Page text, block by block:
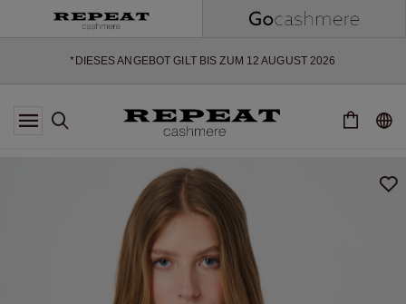
*DIESES ANGEBOT GILT BIS ZUM 12 AUGUST 2026
*GILT NICHT FÜR LIMITED EDITION
*AUSNAHMEN SIND MÖGLICH
SAISON
EXTRA 10% OFF SALE